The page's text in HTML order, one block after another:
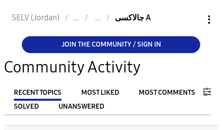
SELV (Jordan) جالاكسى A
JOIN THE COMMUNITY / SIGN IN
Community Activity
RECENT TOPICS MOST LIKED
MOST COMMENTS
SOLVED
UNANSWERED
FILTER: